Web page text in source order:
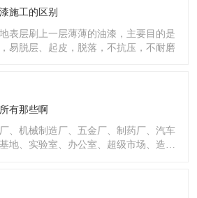
施工的区别
表层刷上一层薄薄的油漆，主要目的是
易脱层、起皮，脱落，不抗压，不耐磨
有那些啊
、机械制造厂、五金厂、制药厂、汽车
地、实验室、办公室、超级市场、造纸